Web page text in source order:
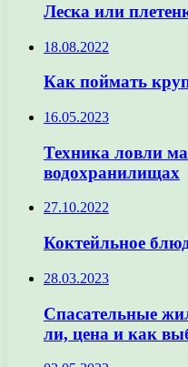
Леска или
18.08.2022
Как поймать
16.05.2023
Техника ловли
водохранилищах
27.10.2022
Коктейльное
28.03.2023
Спасательные
ли, цена и как